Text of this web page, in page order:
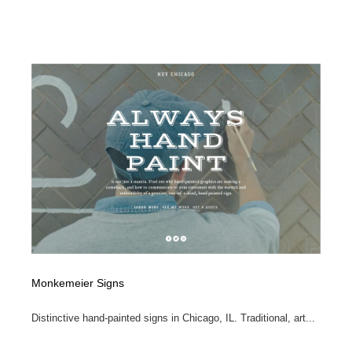
Monkemeier Signs
Distinctive hand-painted signs in Chicago, IL. Traditional, art...